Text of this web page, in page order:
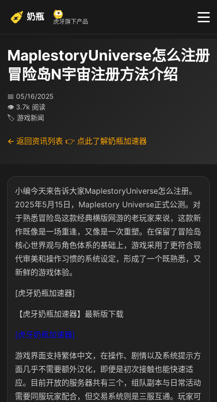
奶瓶 虎牙旗下产品
MaplestoryUniverse怎么注册
冒险岛N宇宙注册方法介绍
📅 05/16/2025
👁 3.7k 阅读
🏷 游戏新闻
← 返回资讯列表 👉 点此了解奶瓶加速器
小编今天来告诉大家MaplestoryUniverse怎么注册。
2025年5月15日，Maplestory Universe正式公测。对
于熟悉冒险岛这款经典横版网游的老玩家来说，这款新
作既像是一场重逢，又像是一次重塑。在保留了冒险岛
核心世界观与角色体系的基础上，游戏采用了更符合现
代审美和操作习惯的系统设定，形成了一个既熟悉，又
新鲜的游戏体验。
[虎牙奶瓶加速器]
【虎牙奶瓶加速器】最新版下载
[虎牙奶瓶加速器]
游戏界面支持繁体中文，在操作、剧情以及系统提示方
面几乎不需要额外汉化，即便是初次接触也能快速适
应。目前开放的服务器共有三个，组队副本与日常活动
需要同服玩家配合，但交易系统则是三服互通。玩家可